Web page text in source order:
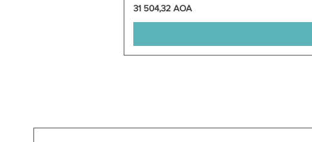
Preço
31 504,32 AOA